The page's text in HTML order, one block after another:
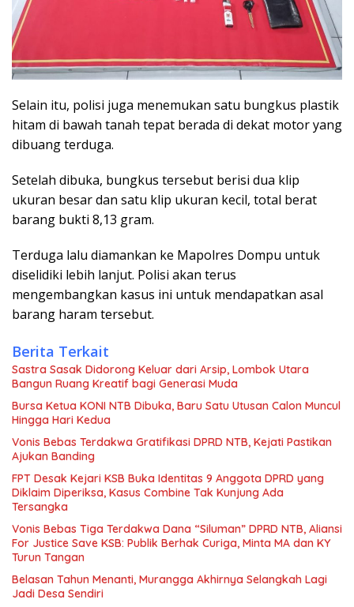
Selain itu, polisi juga menemukan satu bungkus plastik
hitam di bawah tanah tepat berada di dekat motor yang
dibuang terduga.
Setelah dibuka, bungkus tersebut berisi dua klip
ukuran besar dan satu klip ukuran kecil, total berat
barang bukti 8,13 gram.
Terduga lalu diamankan ke Mapolres Dompu untuk
diselidiki lebih lanjut. Polisi akan terus
mengembangkan kasus ini untuk mendapatkan asal
barang haram tersebut.
Berita Terkait
Sastra Sasak Didorong Keluar dari Arsip, Lombok Utara
Bangun Ruang Kreatif bagi Generasi Muda
Bursa Ketua KONI NTB Dibuka, Baru Satu Utusan Calon Muncul
Hingga Hari Kedua
Vonis Bebas Terdakwa Gratifikasi DPRD NTB, Kejati Pastikan
Ajukan Banding
FPT Desak Kejari KSB Buka Identitas 9 Anggota DPRD yang
Diklaim Diperiksa, Kasus Combine Tak Kunjung Ada
Tersangka
Vonis Bebas Tiga Terdakwa Dana “Siluman” DPRD NTB, Aliansi
For Justice Save KSB: Publik Berhak Curiga, Minta MA dan KY
Turun Tangan
Belasan Tahun Menanti, Murangga Akhirnya Selangkah Lagi
Jadi Desa Sendiri